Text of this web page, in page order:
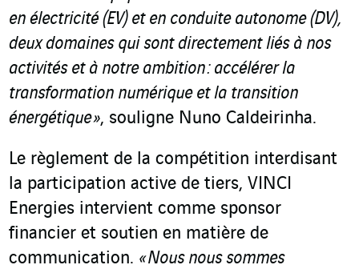
en électricité (EV) et en conduite autonome (DV),
deux domaines qui sont directement liés à nos
activités et à notre ambition : accélérer la
transformation numérique et la transition
énergétique », souligne Nuno Caldeirinha.
Le règlement de la compétition interdisant
la participation active de tiers, VINCI
Energies intervient comme sponsor
financier et soutien en matière de
communication. « Nous nous sommes